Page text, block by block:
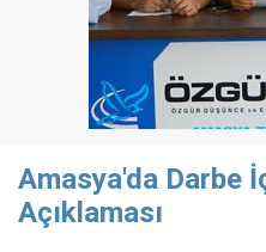
Amasya'da Darbe
Açıklaması